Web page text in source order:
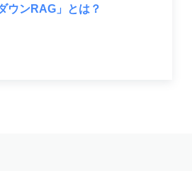
ウンRAG」とは？